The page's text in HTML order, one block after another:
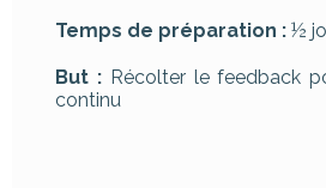
Temps de préparation : ½
But :Récolter le feedback
continu